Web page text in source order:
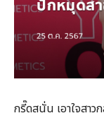
กรี๊ดสนั่น เอาใจสา